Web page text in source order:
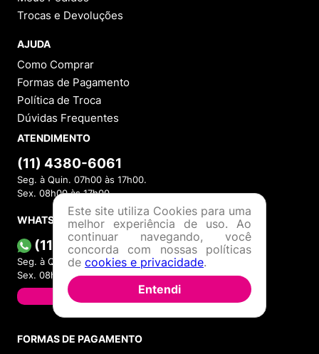
Programa de Fidelidade
Blog
VOCÊ
Cadastre-se
Minha Conta
Meus Pedidos
Trocas e Devoluções
AJUDA
Como Comprar
Formas de Pagamento
Política de Troca
Dúvidas Frequentes
ATENDIMENTO
(11) 4380-6061
Seg. à Quin. 07h00 às 17h00.
Sex. 08h00 às 17h00.
WHATSAPP
Este site utiliza Cookies para uma
melhor experiência de uso. Ao
continuar navegando, você
concorda com nossas políticas
de cookies e privacidade.
Entendi